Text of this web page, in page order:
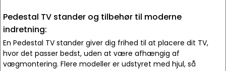
Pedestal TV stander og tilbehør til moderne
indretning:
En Pedestal TV stander giver dig frihed til at placere dit TV,
hvor det passer bedst, uden at være afhængig af
vægmontering. Flere modeller er udstyret med hjul, så